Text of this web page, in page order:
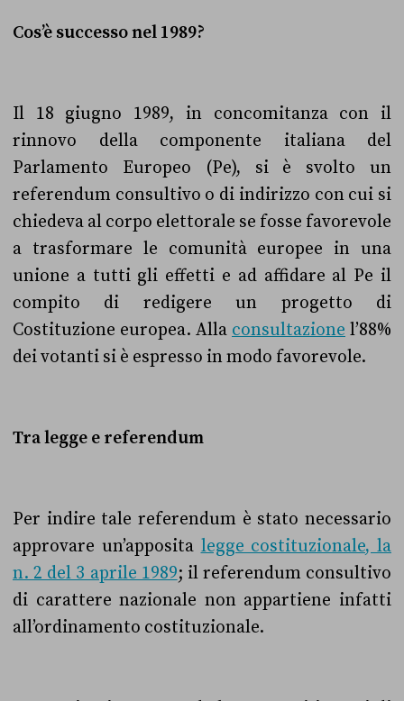
Cos’è successo nel 1989?
Il 18 giugno 1989, in concomitanza con il
rinnovo della componente italiana del
Parlamento Europeo (Pe), si è svolto un
referendum consultivo o di indirizzo con cui si
chiedeva al corpo elettorale se fosse favorevole
a trasformare le comunità europee in una
unione a tutti gli effetti e ad affidare al Pe il
compito di redigere un progetto di
Costituzione europea. Alla consultazione l’88%
dei votanti si è espresso in modo favorevole.
Tra legge e referendum
Per indire tale referendum è stato necessario
approvare un’apposita legge costituzionale, la
n. 2 del 3 aprile 1989; il referendum consultivo
di carattere nazionale non appartiene infatti
all’ordinamento costituzionale.